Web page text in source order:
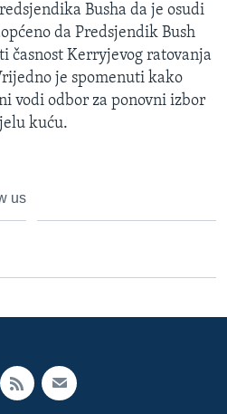
Busha da je osudi
da Predsjendik Bush
časnost Kerryjevog ratovanja
je spomenuti kako
vodi odbor za ponovni izbor
kuću.
us